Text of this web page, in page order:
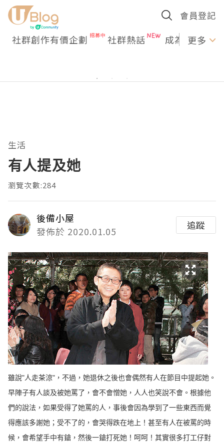
會員登記
社群創作有價企劃 社群熱話 成為U更多
生活
有人提及她
瀏覽次數:284
後備小屋
發佈於 2020.01.05
追蹤
雖說"人走茶涼"，不過，她退休之後也會偶然有人在節目中提起她。
早陣子有人談及被她罵了，會不會憎她，人人也笑說不會。根據他
們的說法，如果受得了她罵的人，事後會因為學到了一些東西而覺
得應該多謝她；受不了的，會哭得跌在地上！甚至有人在被罵的時
候，會希望手中有鎗，然後一鎗打死她！呵呵！其實很多打工仔對